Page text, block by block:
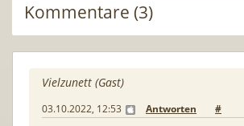
Kommentare (3)
Vielzunett (Gast)
03.10.2022, 12:53 Antworten #